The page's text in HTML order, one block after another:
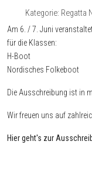
Kategorie: Regatta
Am 6. / 7. Juni
für die Klassen:
H-Boot
Nordisches Folkeboot
Die Ausschreibung ist in
Wir freuen uns auf
Hier geht's zur